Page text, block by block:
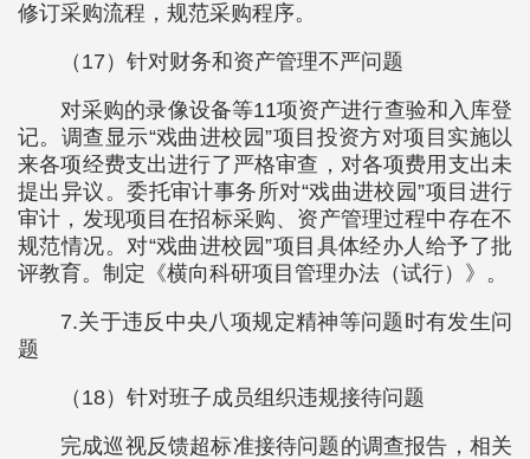
修订采购流程，规范采购程序。
（17）针对财务和资产管理不严问题
对采购的录像设备等11项资产进行查验和入库登
记。调查显示“戏曲进校园”项目投资方对项目实施以
来各项经费支出进行了严格审查，对各项费用支出未
提出异议。委托审计事务所对“戏曲进校园”项目进行
审计，发现项目在招标采购、资产管理过程中存在不
规范情况。对“戏曲进校园”项目具体经办人给予了批
评教育。制定《横向科研项目管理办法（试行）》。
7.关于违反中央八项规定精神等问题时有发生问
题
（18）针对班子成员组织违规接待问题
完成巡视反馈超标准接待问题的调查报告，相关